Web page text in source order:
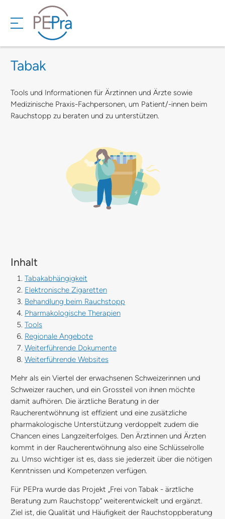
Tabak
Tools und Informationen für Ärztinnen und Ärzte sowie
Medizinische Praxis-Fachpersonen, um Patient/-innen beim
Rauchstopp zu beraten und zu unterstützen.
Inhalt
Tabakabhängigkeit
Elektronische Zigaretten
Behandlung beim Rauchstopp
Pharmakologische Therapien
Tools
Regionale Angebote
Weiterführende Dokumente
Weiterführende Websites
Mehr als ein Viertel der erwachsenen Schweizerinnen und
Schweizer rauchen, und ein Grossteil von ihnen möchte
damit aufhören. Die ärztliche Beratung in der
Raucherentwöhnung ist effizient und eine zusätzliche
pharmakologische Unterstützung verdoppelt zudem die
Chancen eines Langzeiterfolges. Den Ärztinnen und Ärzten
kommt in der Raucherentwöhnung also eine Schlüsselrolle
zu. Umso wichtiger ist es, dass sie jederzeit über die nötigen
Kenntnissen und Kompetenzen verfügen.
Für PEPra wurde das Projekt „Frei von Tabak - ärztliche
Beratung zum Rauchstopp“ weiterentwickelt und ergänzt.
Ziel ist, die Qualität und Häufigkeit der Rauchstoppberatung